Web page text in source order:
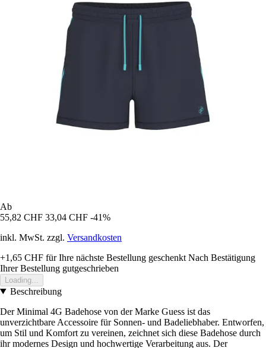
Ab
55,82 CHF 33,04 CHF -41%
inkl. MwSt. zzgl. Versandkosten
+1,65 CHF für Ihre nächste Bestellung geschenkt Nach Bestätigung
Ihrer Bestellung gutgeschrieben
Loading...
Beschreibung
Der Minimal 4G Badehose von der Marke Guess ist das
unverzichtbare Accessoire für Sonnen- und Badeliebhaber. Entworfen,
um Stil und Komfort zu vereinen, zeichnet sich diese Badehose durch
ihr modernes Design und hochwertige Verarbeitung aus. Der